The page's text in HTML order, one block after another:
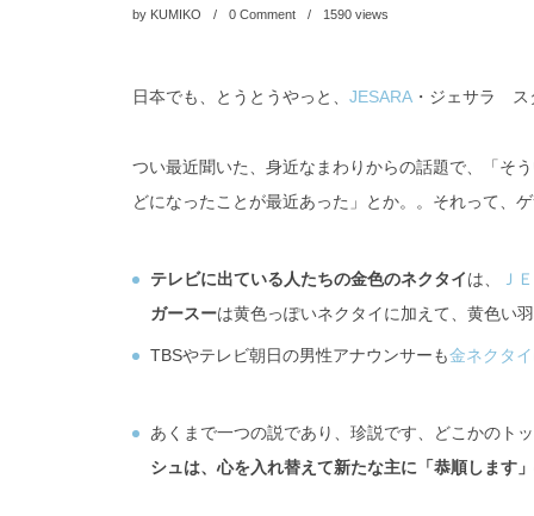
by KUMIKO 0 Comment 1590 views
日夲でも、とうとうやっと、 JESARA ・ジェサラ
つい最近聞いた、身近なまわりからの話題で、「そ
どになったことが最近あった」とか。。それって、
テレビに出ている人たちの金色のネクタイは、 Ｊ
ガースーは黄色っぽいネクタイに加えて、黄色い
TBSやテレビ朝日の男性アナウンサーも金ネクタイ
あくまで一つの説であり、珍説です、どこかのト
シュは、心を入れ替えて新たな主に「恭順します